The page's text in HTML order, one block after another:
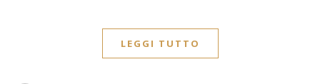
LEGGI TUTTO